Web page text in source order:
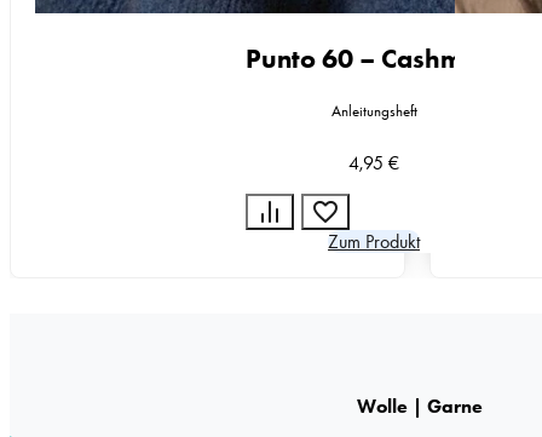
Punto 60 – Cashmere
Anleitungsheft
4,95 €
Zum Produkt
Wolle | Garne